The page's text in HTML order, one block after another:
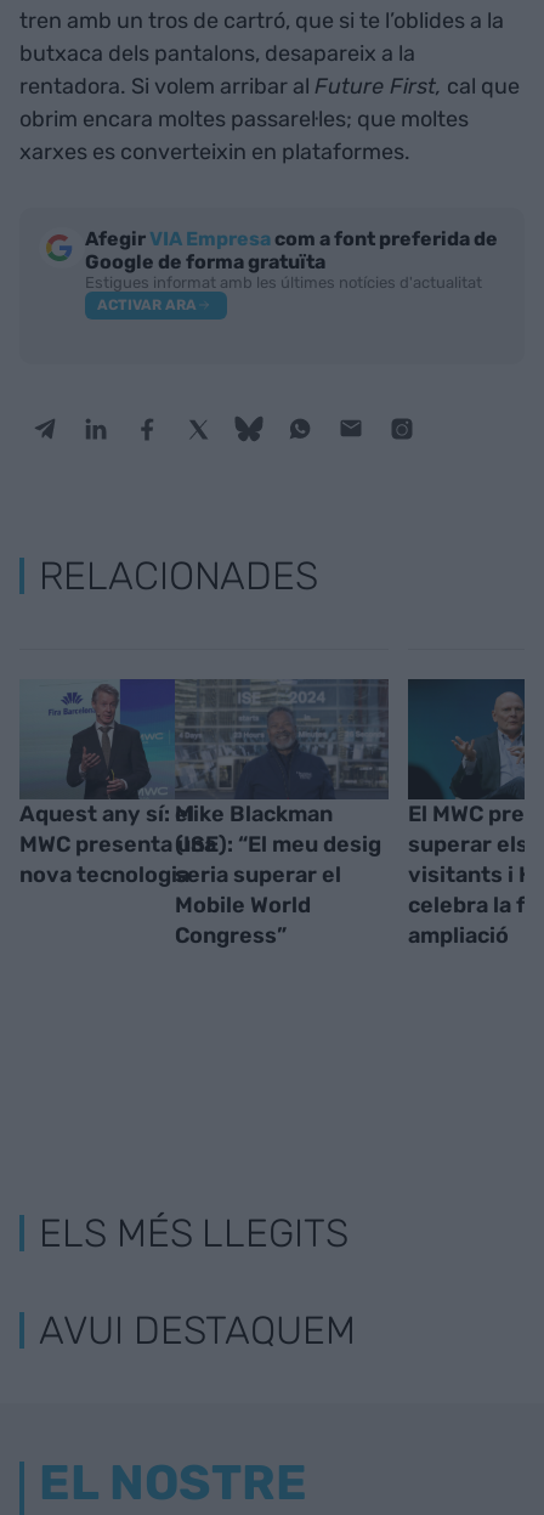
tren amb un tros de cartró, que si te l’oblides a la
butxaca dels pantalons, desapareix a la
rentadora. Si volem arribar al Future First, cal que
obrim encara moltes passarel·les; que moltes
xarxes es converteixin en plataformes.
AfegirVIA Empresa com a font preferida de
Google de forma gratuïta
Estigues informat amb les últimes notícies d'actualitat
ACTIVAR ARA
RELACIONADES
Aquest any sí: el
MWC presenta una
nova tecnologia
Mike Blackman
(ISE): “El meu desig
seria superar el
Mobile World
Congress”
El MWC
superar els
visitants i
celebra la
ampliació
ELS MÉS LLEGITS
AVUI DESTAQUEM
EL NOSTRE